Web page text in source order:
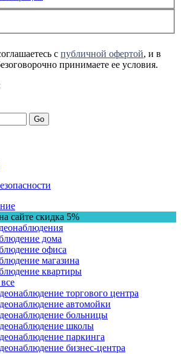
с публичной офертой, и в
принимаете ее условия.
Go
сaйте скидка 5%
дома
офиса
магазина
квартиры
торгового центра
автомойки
больницы
школы
паркинга
бизнес-центра